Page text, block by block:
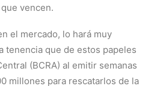
vencen.
el mercado, lo hará muy
tenencia que de estos papeles
(BCRA) al emitir semanas
millones para rescatarlos de la